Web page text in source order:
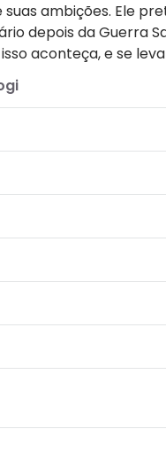
ambições. Ele
depois da Guerra
aconteça, e se